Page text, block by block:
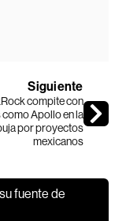
Siguiente
compite con
como Apollo en la
por proyectos
mexicanos
fuente de